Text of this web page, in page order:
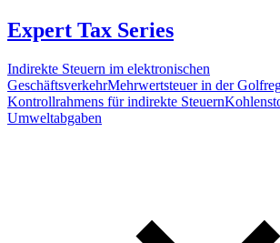
Expert Tax Series
Indirekte Steuern im elektronischen
GeschäftsverkehrMehrwertsteuer in der
Kontrollrahmens für indirekte Steuern
Umweltabgaben